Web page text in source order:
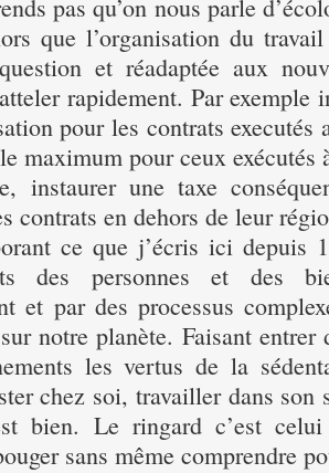
pas qu’on nous parle
que l’organisation du
et réadaptée aux
rapidement. Par exemple
pour les contrats executés
maximum pour ceux exécutés
instaurer une taxe
contrats en dehors de leur
ce que j’écris ici depuis
des personnes et des
et par des processus
notre planète. Faisant entrer
les vertus de la
chez soi, travailler dans son
bien. Le ringard c’est
sans même comprendre